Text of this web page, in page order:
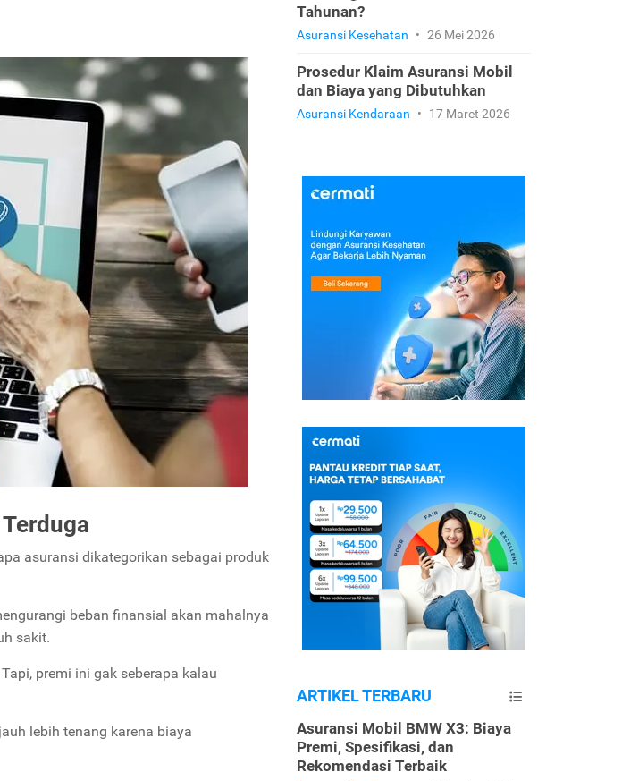
asuransi dikategorikan sebagai produk
beban finansial akan mahalnya
sakit.
premi ini gak seberapa kalau
lebih tenang karena biaya
Tahunan?
Asuransi Kesehatan • 26 Mei 2026
Prosedur Klaim Asuransi Mobil
dan Biaya yang Dibutuhkan
Asuransi Kendaraan • 17 Maret 2026
ARTIKEL TERBARU
Asuransi Mobil BMW X3: Biaya
Premi, Spesifikasi, dan
Rekomendasi Terbaik